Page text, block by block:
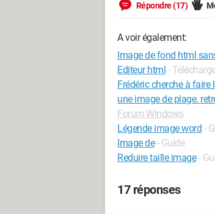
Répondre (17)
A voir également:
Image de fond html
Editeur html -
Frédéric cherche à
une image de plage.
Forum Windows
Légende image word -
Image de - Guide
Reduire taille image -
17 réponses